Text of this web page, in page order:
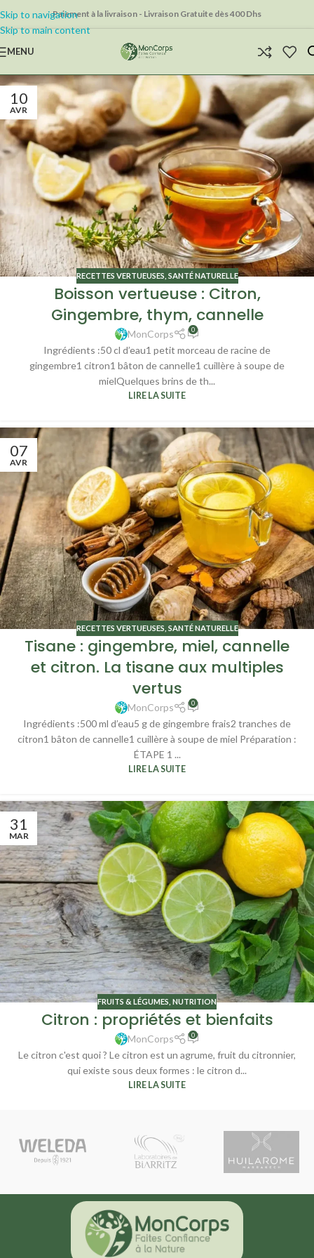
Skip to navigation
Skip to main content
Paiement à la livraison - Livraison Gratuite dès 400 Dhs
MENU
10
AVR
RECETTES VERTUEUSES SANTÉ NATURELLE
Boisson vertueuse : Citron,
Gingembre, thym, cannelle
MonCorps 0
Ingrédients :50 cl d’eau1 petit morceau de racine de
gingembre1 citron1 bâton de cannelle1 cuillère à soupe de
mielQuelques brins de th...
LIRE LA SUITE
07
AVR
RECETTES VERTUEUSES SANTÉ NATURELLE
Tisane : gingembre, miel, cannelle
et citron. La tisane aux multiples
vertus
MonCorps 0
Ingrédients :500 ml d’eau5 g de gingembre frais2 tranches de
citron1 bâton de cannelle1 cuillère à soupe de miel Préparation :
ÉTAPE 1 ...
LIRE LA SUITE
31
MAR
FRUITS & LÉGUMES NUTRITION
Citron : propriétés et bienfaits
MonCorps 0
Le citron c'est quoi ? Le citron est un agrume, fruit du citronnier,
qui existe sous deux formes : le citron d...
LIRE LA SUITE